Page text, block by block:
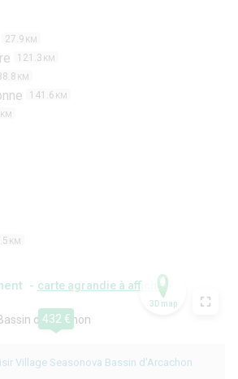
27.9 KM
121.3 KM
KM
141.6 KM
KM
KM
- carte agrandie à afficher
432 €
3D map
Village Seasonova Bassin d'Arcachon